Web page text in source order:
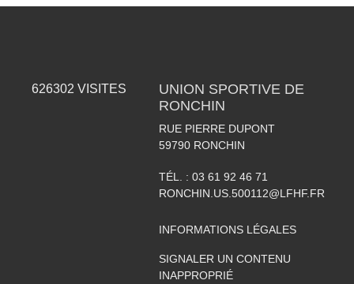
626302 VISITES
UNION SPORTIVE DE
RONCHIN
RUE PIERRE DUPONT
59790 RONCHIN
TÉL. : 03 61 92 46 71
RONCHIN.US.500112@LFHF.FR
INFORMATIONS LÉGALES
SIGNALER UN CONTENU
INAPPROPRIÉ